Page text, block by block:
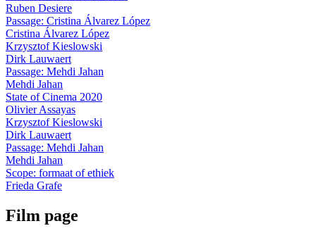
Ruben Desiere
Passage: Cristina Álvarez López
Cristina Álvarez López
Krzysztof Kieslowski
Dirk Lauwaert
Passage: Mehdi Jahan
Mehdi Jahan
State of Cinema 2020
Olivier Assayas
Krzysztof Kieslowski
Dirk Lauwaert
Passage: Mehdi Jahan
Mehdi Jahan
Scope: formaat of ethiek
Frieda Grafe
Film page